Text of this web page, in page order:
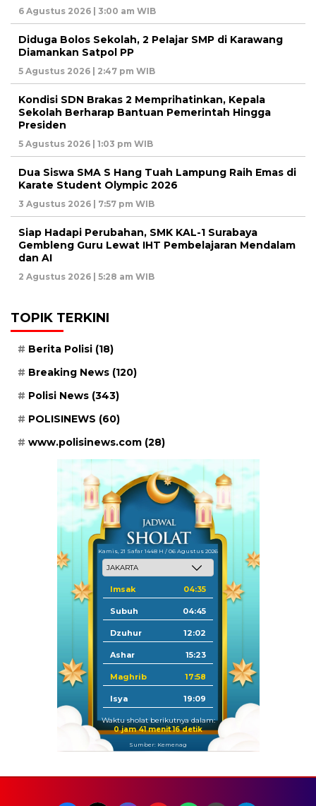
6 Agustus 2026 | 3:00 am WIB
Diduga Bolos Sekolah, 2 Pelajar SMP di Karawang
Diamankan Satpol PP
5 Agustus 2026 | 2:47 pm WIB
Kondisi SDN Brakas 2 Memprihatinkan, Kepala
Sekolah Berharap Bantuan Pemerintah Hingga
Presiden
5 Agustus 2026 | 1:03 pm WIB
Dua Siswa SMA S Hang Tuah Lampung Raih Emas di
Karate Student Olympic 2026
3 Agustus 2026 | 7:57 pm WIB
Siap Hadapi Perubahan, SMK KAL-1 Surabaya
Gembleng Guru Lewat IHT Pembelajaran Mendalam
dan AI
2 Agustus 2026 | 5:28 am WIB
TOPIK TERKINI
Berita Polisi (18)
Breaking News (120)
Polisi News (343)
POLISINEWS (60)
www.polisinews.com (28)
Kamis, 21 Safar 1448 H / 06 Agustus 2026
Imsak 04:35
Subuh 04:45
Dzuhur 12:02
Ashar 15:23
Maghrib 17:58
Isya 19:09
Waktu sholat berikutnya dalam:
0 jam 41 menit 15 detik
Sumber: Kemenag